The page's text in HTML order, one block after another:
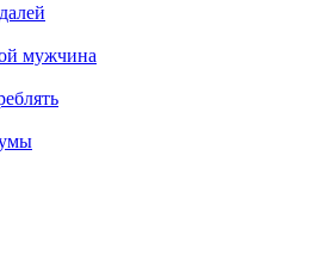
мужчина